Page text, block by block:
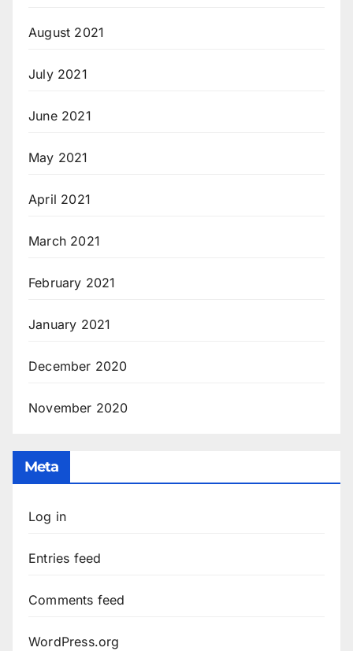
August 2021
July 2021
June 2021
May 2021
April 2021
March 2021
February 2021
January 2021
December 2020
November 2020
Meta
Log in
Entries feed
Comments feed
WordPress.org